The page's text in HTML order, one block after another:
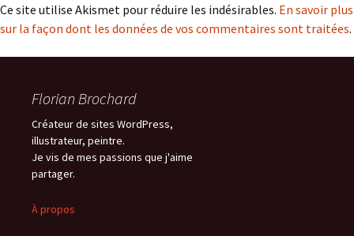
Ce site utilise Akismet pour réduire les indésirables. En savoir plus
sur la façon dont les données de vos commentaires sont traitées.
Florian Brochard
Créateur de sites WordPress,
illustrateur, peintre.
Je vis de mes passions que j'aime
partager.
À propos